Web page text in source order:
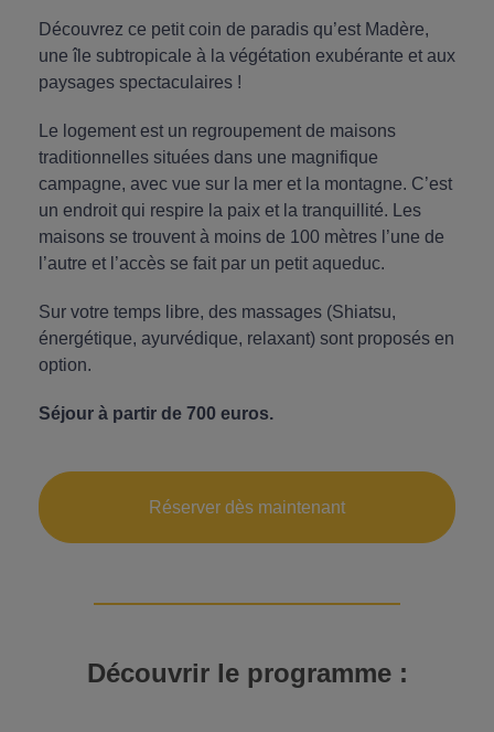
Découvrez ce petit coin de paradis qu’est Madère,
une île subtropicale à la végétation exubérante et aux
paysages spectaculaires !
Le logement est un regroupement de maisons
traditionnelles situées dans une magnifique
campagne, avec vue sur la mer et la montagne. C’est
un endroit qui respire la paix et la tranquillité. Les
maisons se trouvent à moins de 100 mètres l’une de
l’autre et l’accès se fait par un petit aqueduc.
Sur votre temps libre, des massages (Shiatsu,
énergétique, ayurvédique, relaxant) sont proposés en
option.
Séjour à partir de 700 euros.
Réserver dès maintenant
Découvrir le programme: